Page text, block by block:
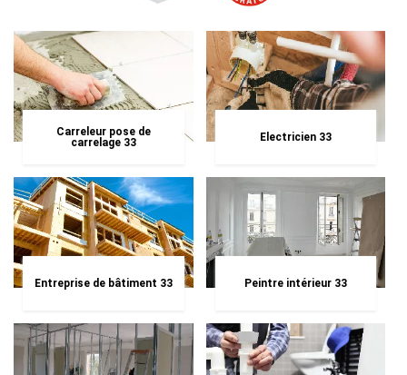
Carreleur pose de
carrelage 33
Electricien 33
Entreprise de bâtiment 33 Peintre intérieur 33